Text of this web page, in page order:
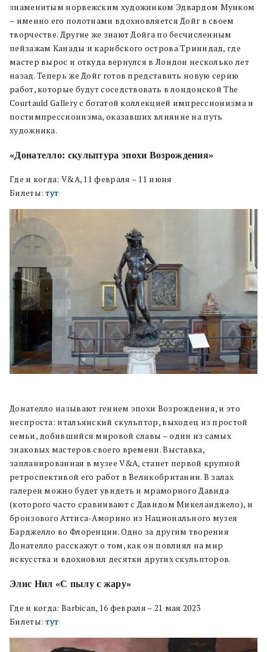
знаменитым норвежским художником Эдвардом Мунком
­– именно его полотнами вдохновляется Дойг в своем
творчестве. Другие же знают Дойга по бесчисленным
пейзажам Канады и карибского острова Тринидад, где
мастер вырос и откуда вернулся в Лондон несколько лет
назад. Теперь же Дойг готов представить новую серию
работ, которые будут соседствовать в лондонской The
Courtauld Gallery с богатой коллекцией импрессионизма и
постимпрессионизма, оказавших влияние на путь
художника.
«Донателло: скульптура эпохи Возрождения»
Где и когда: V&A, 11 февраля – 11 июня
Билеты:тут
Донателло называют гением эпохи Возрождения, и это
неспроста: итальянский скульптор, выходец из простой
семьи, добившийся мировой славы – один из самых
знаковых мастеров своего времени. Выставка,
запланированная в музее V&A, станет первой крупной
ретроспективой его работ в Великобритании. В залах
галереи можно будет увидеть и мраморного Давида
(которого часто сравнивают с Давидом Микеланджело), и
бронзового Аттиса-Аморино из Национального музея
Барджелло во Флоренции. Одно за другим творения
Донателло расскажут о том, как он повлиял на мир
искусства и вдохновил десятки других скульпторов.
Элис Нил «С пылу с жару»
Где и когда: Barbican, 16 февраля – 21 мая 2023
Билеты:тут